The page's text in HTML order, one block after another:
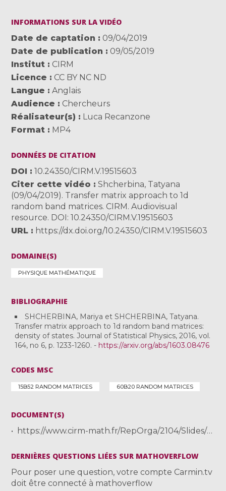
INFORMATIONS SUR LA VIDÉO
Date de captation
09/04/2019
Date de publication
09/05/2019
Institut
CIRM
Licence
CC BY NC ND
Langue
Anglais
Audience
Chercheurs
Réalisateur(s)
Luca Recanzone
Format
MP4
DONNÉES DE CITATION
DOI
10.24350/CIRM.V.19515603
Citer cette vidéo
Shcherbina, Tatyana
(09/04/2019). Transfer matrix approach to 1d
random band matrices. CIRM. Audiovisual
resource. DOI: 10.24350/CIRM.V.19515603
URL
https://dx.doi.org/10.24350/CIRM.V.19515603
DOMAINE(S)
PHYSIQUE MATHÉMATIQUE
BIBLIOGRAPHIE
SHCHERBINA, Mariya et SHCHERBINA, Tatyana.
Transfer matrix approach to 1d random band matrices:
density of states. Journal of Statistical Physics, 2016, vol.
164, no 6, p. 1233-1260. - https://arxiv.org/abs/1603.08476
CODES MSC
15B52 RANDOM MATRICES 60B20 RANDOM MATRICES
DOCUMENT(S)
https://www.cirm-math.fr/RepOrga/2104/Slides/Shcherbina.pdf
DERNIÈRES QUESTIONS LIÉES SUR MATHOVERFLOW
Pour poser une question, votre compte Carmin.tv
doit être connecté à mathoverflow